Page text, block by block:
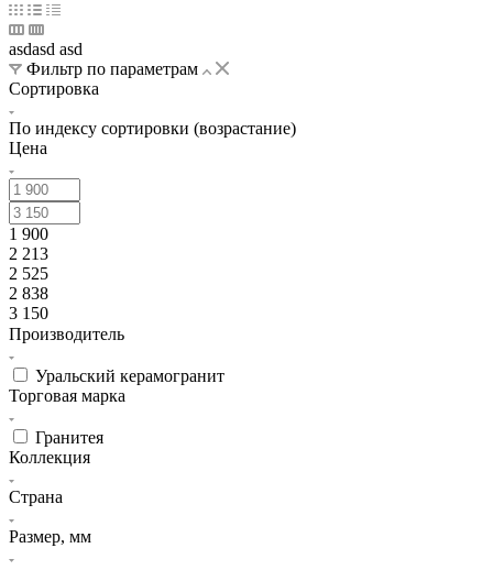
asdasd asd
Фильтр по параметрам
Сортировка
По индексу сортировки (возрастание)
Цена
1 900
2 213
2 525
2 838
3 150
Производитель
Уральский керамогранит
Торговая марка
Гранитея
Коллекция
Страна
Размер, мм